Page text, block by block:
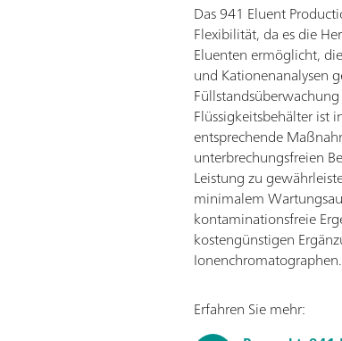
Das 941 Eluent
Flexibilität, da es die
Eluenten ermöglicht,
und Kationenanalysen
Flüssigkeitsbehälter ist
entsprechende
unterbrechungsfreien
Leistung zu
minimalem
kontaminationsfreie
kostengünstigen
Ionenchromatographen.
Erfahren Sie mehr: